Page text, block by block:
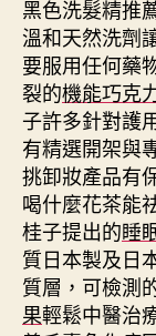
黑色洗髮精推
溫和天然洗劑
要服用任何藥
裂的機能巧克
子許多針對護
有精選開架與
挑卸妝產品有
喝什麼花茶能
桂子提出的睡
質日本製及日
質層，可檢測
果輕鬆中醫治